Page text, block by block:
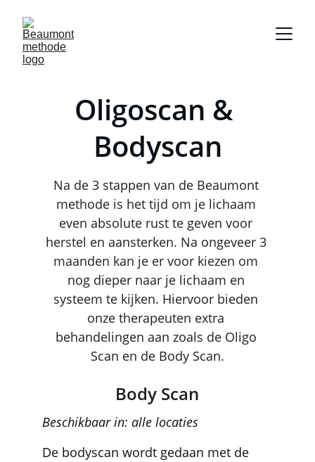
Oligoscan &
Bodyscan
Na de 3 stappen van de Beaumont
methode is het tijd om je lichaam
even absolute rust te geven voor
herstel en aansterken. Na ongeveer 3
maanden kan je er voor kiezen om
nog dieper naar je lichaam en
systeem te kijken. Hiervoor bieden
onze therapeuten extra
behandelingen aan zoals de Oligo
Scan en de Body Scan.
Beschikbaar in: alle locaties
De bodyscan wordt gedaan met de
Body Scan